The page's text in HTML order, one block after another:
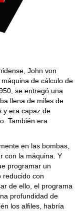
John von
de cálculo de
se entregó una
llena de miles de
y era capaz de
También era
en las bombas,
con la máquina. Y
programar un
reducido con
de ello, el programa
profundidad de
los alfiles, habría